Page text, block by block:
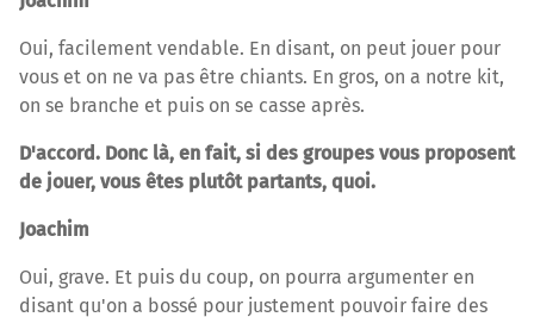
Oui, facilement vendable. En disant, on peut jouer pour
vous et on ne va pas être chiants. En gros, on a notre kit,
on se branche et puis on se casse après.
D'accord. Donc là, en fait, si des groupes vous proposent
de jouer, vous êtes plutôt partants, quoi.
Joachim
Oui, grave. Et puis du coup, on pourra argumenter en
disant qu'on a bossé pour justement pouvoir faire des